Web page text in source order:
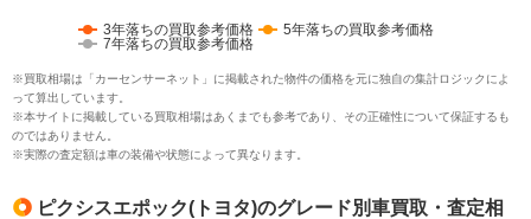
3年落ちの買取参考価格
5年落ちの買取参考価格
7年落ちの買取参考価格
※買取相場は「カーセンサーネット」に掲載された物件の価格を元に独自の集計ロジックによ
って算出しています。
※本サイトに掲載している買取相場はあくまでも参考であり、その正確性について保証するも
のではありません。
※実際の査定額は車の装備や状態によって異なります。
ピクシスエポック(トヨタ)のグレード別車買取・査定相